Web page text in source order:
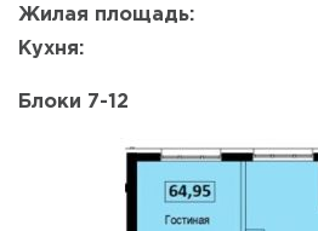
Жилая площадь:
Кухня:
Блоки 7-12